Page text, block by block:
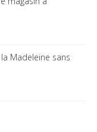
Madeleine sans